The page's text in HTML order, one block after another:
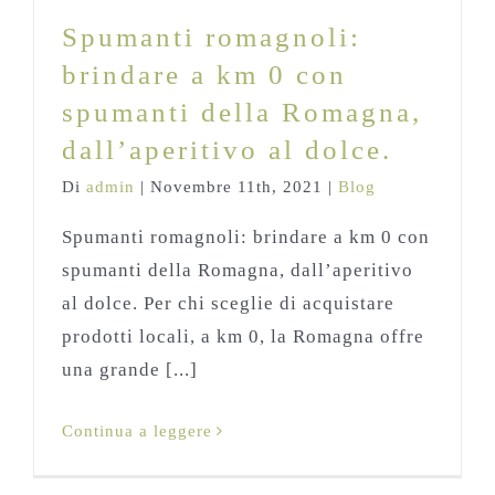
Spumanti romagnoli:
brindare a km 0 con
spumanti della Romagna,
dall’aperitivo al dolce.
Di admin | Novembre 11th, 2021 | Blog
Spumanti romagnoli: brindare a km 0 con
spumanti della Romagna, dall’aperitivo
al dolce. Per chi sceglie di acquistare
prodotti locali, a km 0, la Romagna offre
una grande [...]
Continua a leggere